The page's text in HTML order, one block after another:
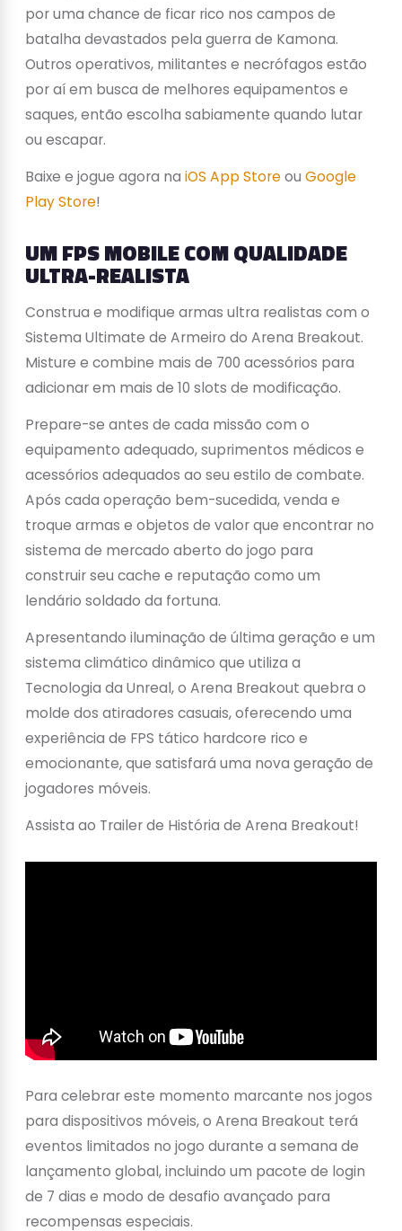
por uma chance de ficar rico nos campos de
batalha devastados pela guerra de Kamona.
Outros operativos, militantes e necrófagos estão
por aí em busca de melhores equipamentos e
saques, então escolha sabiamente quando lutar
ou escapar.
Baixe e jogue agora na iOS App Storeou Google
Play Store!
UM FPS MOBILE COM QUALIDADE
ULTRA-REALISTA
Construa e modifique armas ultra realistas com o
Sistema Ultimate de Armeiro do Arena Breakout.
Misture e combine mais de 700 acessórios para
adicionar em mais de 10 slots de modificação.
Prepare-se antes de cada missão com o
equipamento adequado, suprimentos médicos e
acessórios adequados ao seu estilo de combate.
Após cada operação bem-sucedida, venda e
troque armas e objetos de valor que encontrar no
sistema de mercado aberto do jogo para
construir seu cache e reputação como um
lendário soldado da fortuna.
Apresentando iluminação de última geração e um
sistema climático dinâmico que utiliza a
Tecnologia da Unreal, o Arena Breakout quebra o
molde dos atiradores casuais, oferecendo uma
experiência de FPS tático hardcore rico e
emocionante, que satisfará uma nova geração de
jogadores móveis.
Assista ao Trailer de História de Arena Breakout!
Para celebrar este momento marcante nos jogos
para dispositivos móveis, o Arena Breakout terá
eventos limitados no jogo durante a semana de
lançamento global, incluindo um pacote de login
de 7 dias e modo de desafio avançado para
recompensas especiais.